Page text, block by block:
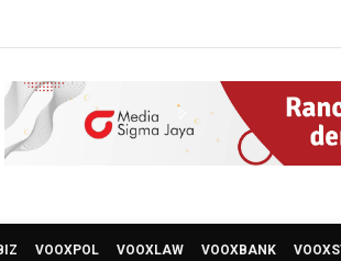
VOOXPOL VOOXLAW VOOXBANK